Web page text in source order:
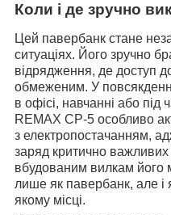
Коли і де зручно
Цей павербанк стане
ситуаціях. Його зручно
відрядження, де доступ
обмеженим. У
в офісі, навчанні або під
REMAX CP-5 особливо
з електропостачанням,
заряд критично важливих
вбудованим вилкам його
лише як павербанк, але і
якому місці.